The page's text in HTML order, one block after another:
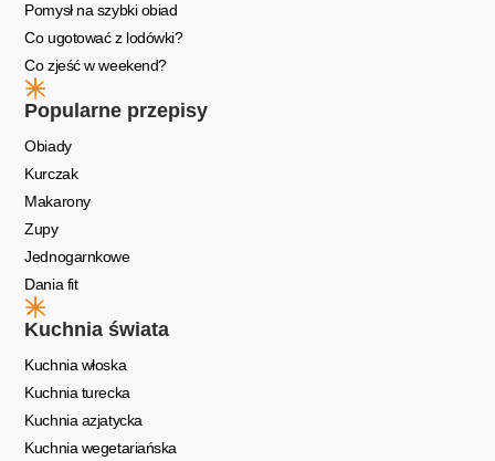
Pomysł na szybki obiad
Co ugotować z lodówki?
Co zjeść w weekend?
Popularne przepisy
Obiady
Kurczak
Makarony
Zupy
Jednogarnkowe
Dania fit
Kuchnia świata
Kuchnia włoska
Kuchnia turecka
Kuchnia azjatycka
Kuchnia wegetariańska